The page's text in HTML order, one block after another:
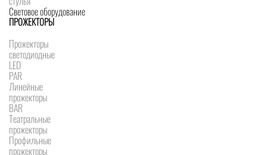
Световое оборудование
ПРОЖЕКТОРЫ
Прожекторы
светодиодные
LED
PAR
Линейные
прожекторы
BAR
Театральные
прожекторы
Профильные
прожекторы